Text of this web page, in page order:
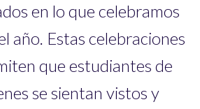
en lo que celebramos
año. Estas celebraciones
que estudiantes de
se sientan vistos y